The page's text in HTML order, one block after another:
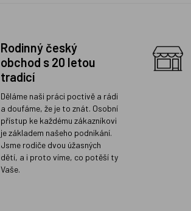
Rodinný český
obchod s 20 letou
tradicí
Děláme naši práci poctivě a rádi
a doufáme, že je to znát. Osobní
přístup ke každému zákazníkovi
je základem našeho podnikání.
Jsme rodiče dvou úžasných
dětí, a i proto víme, co potěší ty
Vaše.